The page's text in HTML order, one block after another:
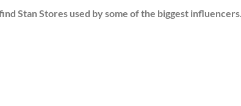
Stan Stores used by some of the biggest